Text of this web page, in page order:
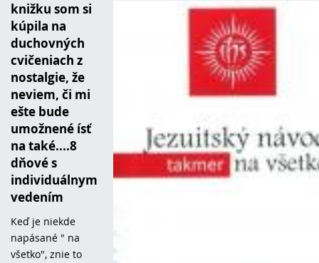
knižku som si
kúpila na
duchovných
cvičeniach z
nostalgie, že
neviem, či mi
ešte bude
umožnené ísť
na také....8
dňové s
individuálnym
vedením
Keď je niekde
napásané " na
všetko", znie to